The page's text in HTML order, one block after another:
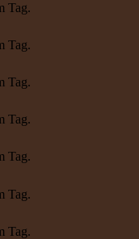
Tag.
Tag.
Tag.
Tag.
Tag.
Tag.
Tag.